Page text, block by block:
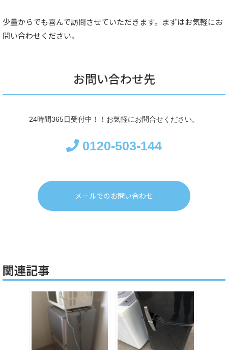
少量からでも喜んで訪問させていただきます。まずはお気軽にお
問い合わせください。
お問い合わせ先
24時間365日受付中！！お気軽にお問合せください。
0120-503-144
メールでのお問い合わせ
関連記事